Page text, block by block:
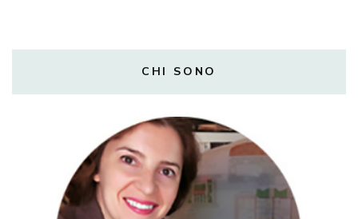
CHI SONO